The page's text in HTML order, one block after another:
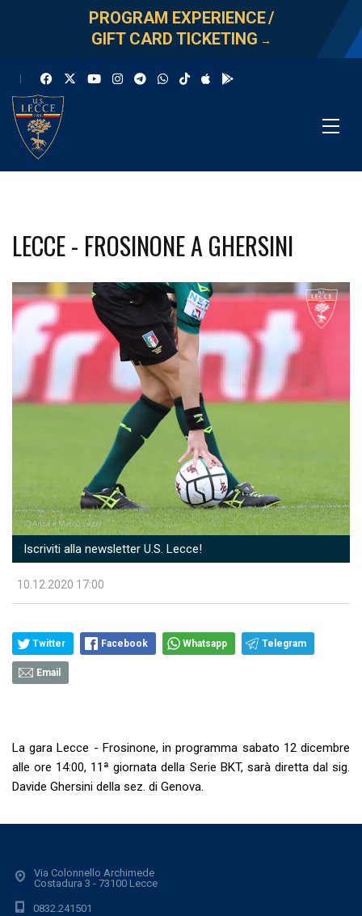
PROGRAM EXPERIENCE/
GIFT CARD TICKETING →
LECCE - FROSINONE A GHERSINI
Iscriviti alla newsletter U.S. Lecce!
10.12.2020 17:00
Twitter Facebook Whatsapp Telegram
Email
La gara Lecce - Frosinone, in programma sabato 12 dicembre
alle ore 14:00, 11ª giornata della Serie BKT, sarà diretta dal sig.
Davide Ghersini della sez. di Genova.
Via Colonnello Archimede
Costadura 3 - 73100 Lecce
0832.241501